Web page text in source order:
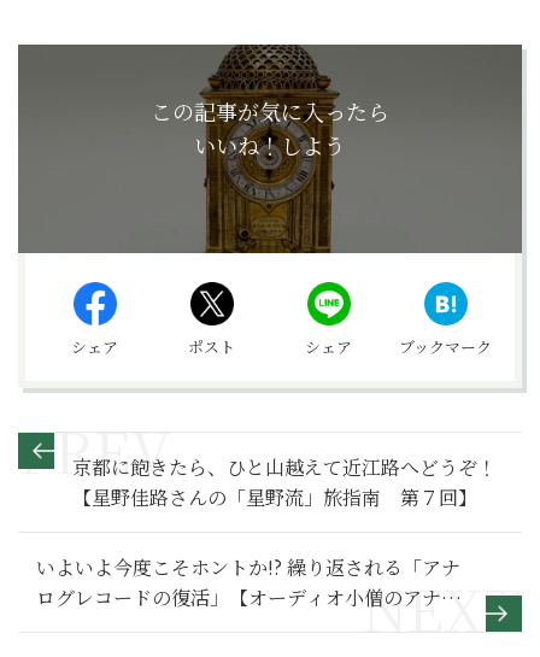
この記事が気に入ったら
いいね！しよう
シェア ポスト シェア ブックマーク
京都に飽きたら、ひと山越えて近江路へどうぞ！
【星野佳路さんの「星野流」旅指南 第７回】
いよいよ今度こそホントか!? 繰り返される「アナ
ログレコードの復活」【オーディオ小僧のアナロ
グ日誌 第1回】